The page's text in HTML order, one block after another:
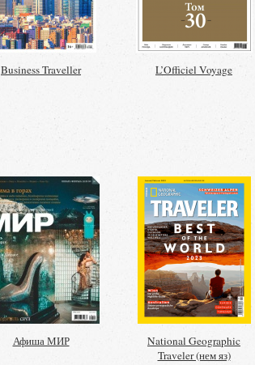
Business Traveller L’Officiel Voyage
Афиша МИР
National Geographic
Traveler (нем яз)